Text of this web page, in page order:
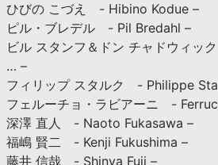
ひびの こづえ - Hibino Kodue –
ピル・ブレデル - Pil Bredahl –
ビル スタンフ＆ドン チャドウィ
… –
フィリップ スタルク - Philippe
フェルーチョ・ラビアーニ -
深澤 直人 - Naoto Fukasawa –
福嶋 賢二 - Kenji Fukushima –
藤井 信哉 - Shinya Fuji –